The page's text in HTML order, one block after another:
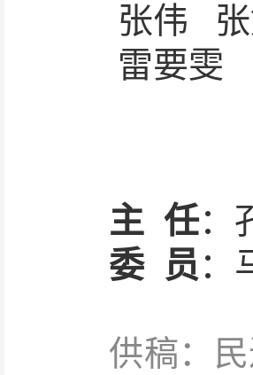
张伟 张
雷要雯
主 任：
委 员：
供稿：